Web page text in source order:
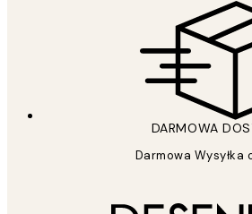
DARMOWA
Darmowa Wysyłka